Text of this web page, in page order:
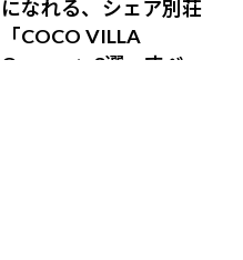
になれる、シェア別荘
「COCO VILLA
Owners」3選。すべて